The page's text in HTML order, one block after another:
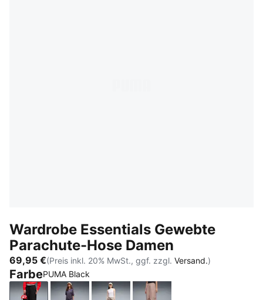
Wardrobe Essentials Gewebte
Parachute-Hose Damen
69,95 €(Preis inkl. 20% MwSt., ggf. zzgl. Versand.)
FarbePUMA Black